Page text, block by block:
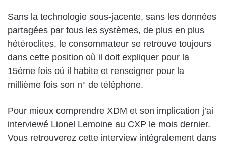
Sans la technologie sous-jacente, sans les données
partagées par tous les systèmes, de plus en plus
hétéroclites, le consommateur se retrouve toujours
dans cette position où il doit expliquer pour la
15ème fois où il habite et renseigner pour la
millième fois son n° de téléphone.
Pour mieux comprendre XDM et son implication j’ai
interviewé Lionel Lemoine au CXP le mois dernier.
Vous retrouverez cette interview intégralement dans